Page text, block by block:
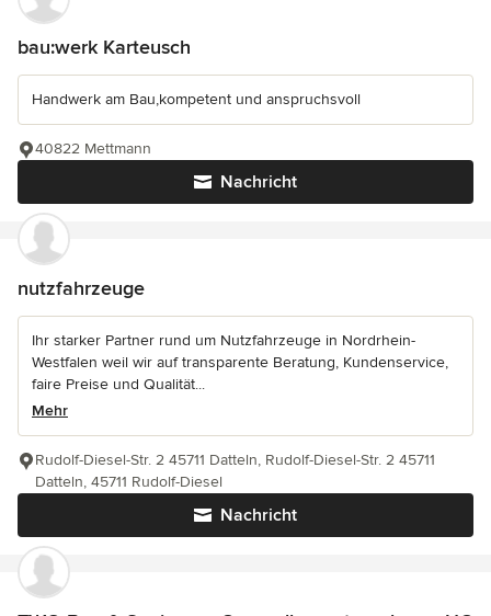
bau:werk Karteusch
Handwerk am Bau,kompetent und anspruchsvoll
Nachricht
40822 Mettmann
nutzfahrzeuge
Ihr starker Partner rund um Nutzfahrzeuge in Nordrhein-
Westfalen weil wir auf transparente Beratung, Kundenservice,
faire Preise und Qualität...
Mehr
Nachricht
Rudolf-Diesel-Str. 2 45711 Datteln, Rudolf-Diesel-Str. 2 45711
Datteln, 45711 Rudolf-Diesel